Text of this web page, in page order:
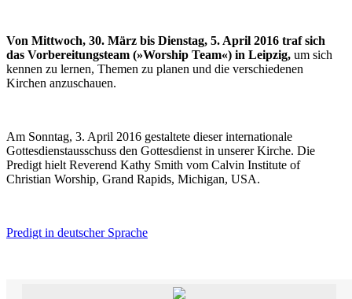
Von Mittwoch, 30. März bis Dienstag, 5. April 2016 traf sich
das Vorbereitungsteam (»Worship Team«) in Leipzig, um sich
kennen zu lernen, Themen zu planen und die verschiedenen
Kirchen anzuschauen.
Am Sonntag, 3. April 2016 gestaltete dieser internationale
Gottesdienstausschuss den Gottesdienst in unserer Kirche. Die
Predigt hielt Reverend Kathy Smith vom Calvin Institute of
Christian Worship, Grand Rapids, Michigan, USA.
Predigt in deutscher Sprache